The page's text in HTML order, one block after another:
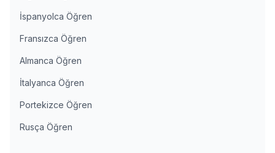
İspanyolca Öğren
Fransızca Öğren
Almanca Öğren
İtalyanca Öğren
Portekizce Öğren
Rusça Öğren